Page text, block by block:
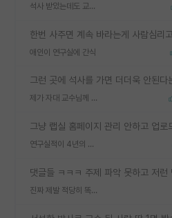
석사 받았는데도 교수랑 연락한다.
애인이 연구실에 간식
제가 자대 교수님께 무례하게 행동한 걸까요?
연구실적이 4년의 공백이 있는거 어떻게 생각하냐
진짜 제발 적당히 똑똑한 박사과정이라도 위에 있었으면..